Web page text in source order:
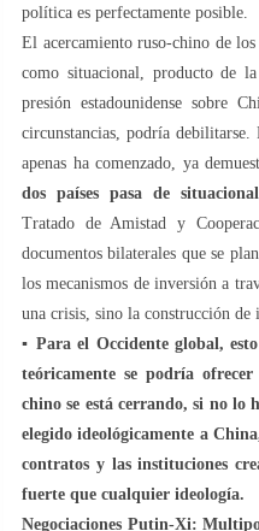
política es perfectamente posible.
El acercamiento ruso-chino de
como situacional, producto de
presión estadounidense sobre
circunstancias, podría
apenas ha comenzado, ya
dos países pasa de
Tratado de Amistad y
documentos bilaterales que se
los mecanismos de inversión a
una crisis, sino la construcción de
▪️ Para el Occidente global,
teóricamente se podría
chino se está cerrando, si no lo
elegido ideológicamente a
contratos y las instituciones
fuerte que cualquier ideología.
Negociaciones Putin-Xi: